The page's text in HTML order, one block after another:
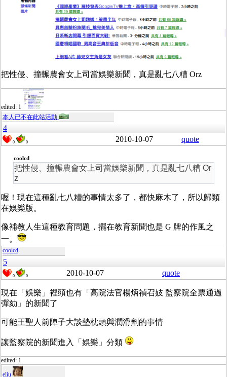
把性侵、撞輾農會女上司當娛樂新聞，真是亂七八糟 Orz
edited: 1
本人已不在此站活動
4
0 0 2010-10-07 quote
coolcd
把性侵、撞輾農會女上司當娛樂新聞，真是亂七八糟 Or
z
喔！現在這種亂七八糟的事情太多了，都快麻木了，所以歸類
在娛樂版。
像補教人生這種教育問題，擺在教育新聞也是 G 牌的作風之
一。
coolcd
5
0 0 2010-10-07 quote
現在「娛樂」裡頭也有「高院法官楊炳禎召妓 監察院全票通過
彈劾」的新聞了
可能王聖人前陣子大談墊枕頭與潤滑劑的事情
讓監察院的新聞進入「娛樂」分類
edited: 1
eliu